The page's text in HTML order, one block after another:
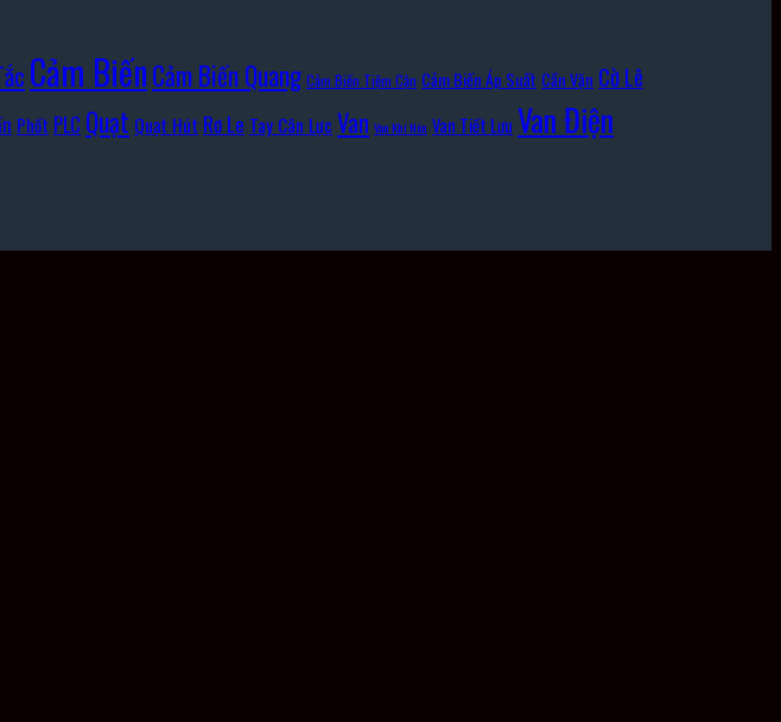
Cảm BiếnCảm Biến Quang Cảm Biến Tiệm Cận Cảm Biến Áp Suất Cần Vặn Cờ Lê
Phốt PLC Quạt Quạt Hút Rơ Le Tay Cân Lực Van Van Khí Nén Van Tiết Lưu Van Điện